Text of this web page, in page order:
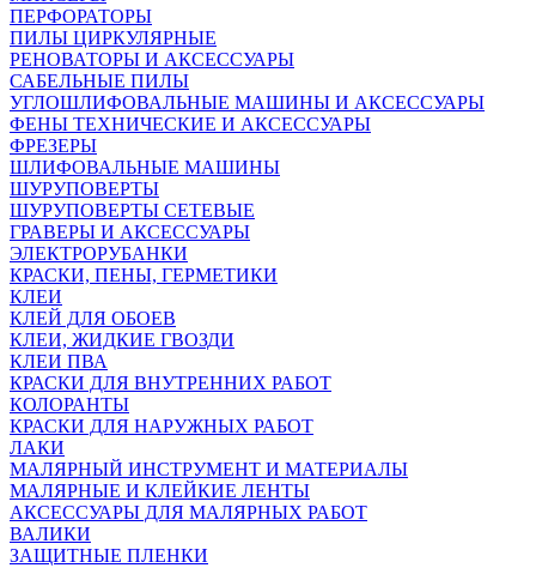
ПЕРФОРАТОРЫ
ПИЛЫ ЦИРКУЛЯРНЫЕ
РЕНОВАТОРЫ И АКСЕССУАРЫ
САБЕЛЬНЫЕ ПИЛЫ
УГЛОШЛИФОВАЛЬНЫЕ МАШИНЫ И АКСЕССУАРЫ
ФЕНЫ ТЕХНИЧЕСКИЕ И АКСЕССУАРЫ
ФРЕЗЕРЫ
ШЛИФОВАЛЬНЫЕ МАШИНЫ
ШУРУПОВЕРТЫ
ШУРУПОВЕРТЫ СЕТЕВЫЕ
ГРАВЕРЫ И АКСЕССУАРЫ
ЭЛЕКТРОРУБАНКИ
КРАСКИ, ПЕНЫ, ГЕРМЕТИКИ
КЛЕИ
КЛЕЙ ДЛЯ ОБОЕВ
КЛЕИ, ЖИДКИЕ ГВОЗДИ
КЛЕИ ПВА
КРАСКИ ДЛЯ ВНУТРЕННИХ РАБОТ
КОЛОРАНТЫ
КРАСКИ ДЛЯ НАРУЖНЫХ РАБОТ
ЛАКИ
МАЛЯРНЫЙ ИНСТРУМЕНТ И МАТЕРИАЛЫ
МАЛЯРНЫЕ И КЛЕЙКИЕ ЛЕНТЫ
АКСЕССУАРЫ ДЛЯ МАЛЯРНЫХ РАБОТ
ВАЛИКИ
ЗАЩИТНЫЕ ПЛЕНКИ